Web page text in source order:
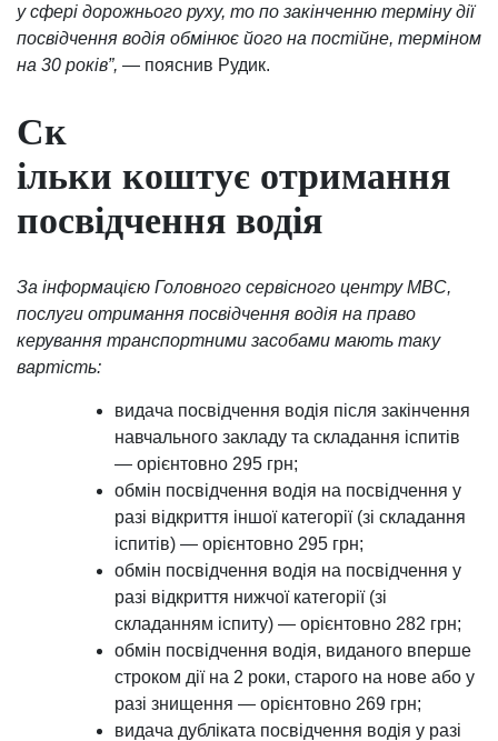
у сфері дорожнього руху, то по закінченню терміну дії
посвідчення водія обмінює його на постійне, терміном
на 30 років”, — пояснив Рудик.
Ск
ільки коштує отримання
посвідчення водія
За інформацією Головного сервісного центру МВС,
послуги отримання посвідчення водія на право
керування транспортними засобами мають таку
вартість:
видача посвідчення водія після закінчення
навчального закладу та складання іспитів
— орієнтовно 295 грн;
обмін посвідчення водія на посвідчення у
разі відкриття іншої категорії (зі складання
іспитів) — орієнтовно 295 грн;
обмін посвідчення водія на посвідчення у
разі відкриття нижчої категорії (зі
складанням іспиту) — орієнтовно 282 грн;
обмін посвідчення водія, виданого вперше
строком дії на 2 роки, старого на нове або у
разі знищення — орієнтовно 269 грн;
видача дубліката посвідчення водія у разі